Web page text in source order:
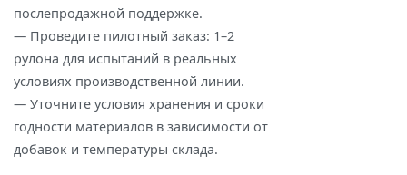
послепродажной поддержке.
— Проведите пилотный заказ: 1–2
рулона для испытаний в реальных
условиях производственной линии.
— Уточните условия хранения и сроки
годности материалов в зависимости от
добавок и температуры склада.